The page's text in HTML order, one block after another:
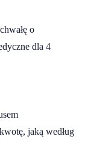
o
dla 4
jaką według